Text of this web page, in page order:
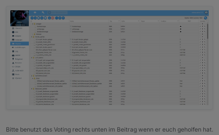
Bitte benutzt das Voting rechts unten im Beitrag wenn er euch geholfen hat.